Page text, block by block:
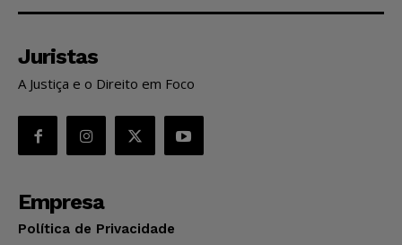
Juristas
A Justiça e o Direito em Foco
Empresa
Política de Privacidade